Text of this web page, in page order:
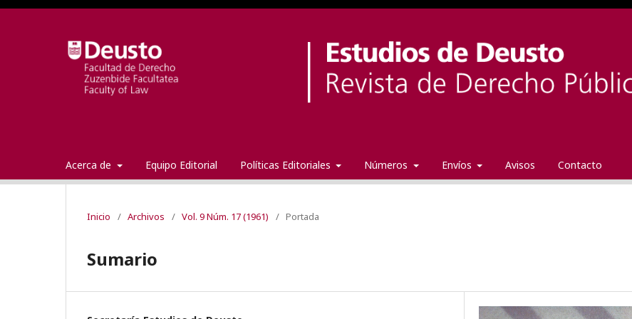
Acerca de Equipo Editorial Políticas Editoriales Números Envíos Avisos Contacto
Inicio / Archivos / Vol. 9 Núm. 17 (1961) / Portada
Sumario